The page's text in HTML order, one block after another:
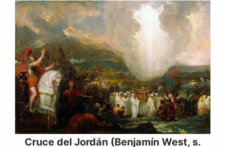
Cruce del Jordán (Benjamín West, s.